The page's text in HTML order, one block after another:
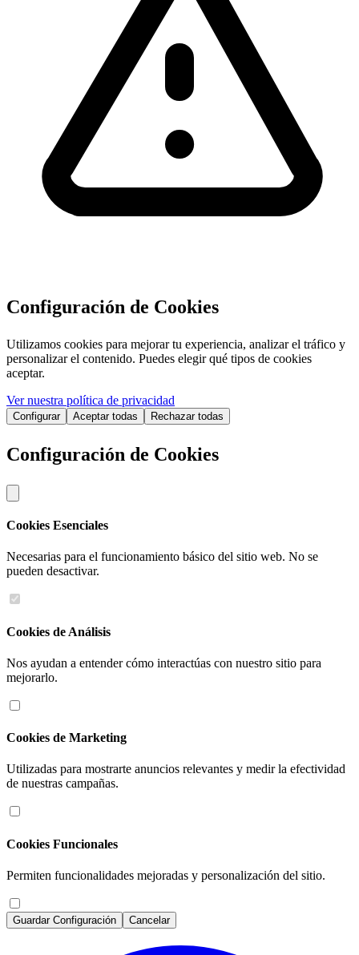
Configuración de Cookies
Utilizamos cookies para mejorar tu experiencia, analizar el tráfico y
personalizar el contenido. Puedes elegir qué tipos de cookies
aceptar.
Ver nuestra política de privacidad
Configurar Aceptar todas Rechazar todas
Configuración de Cookies
Cookies Esenciales
Necesarias para el funcionamiento básico del sitio web. No se
pueden desactivar.
Cookies de Análisis
Nos ayudan a entender cómo interactúas con nuestro sitio para
mejorarlo.
Cookies de Marketing
Utilizadas para mostrarte anuncios relevantes y medir la efectividad
de nuestras campañas.
Cookies Funcionales
Permiten funcionalidades mejoradas y personalización del sitio.
Guardar Configuración Cancelar